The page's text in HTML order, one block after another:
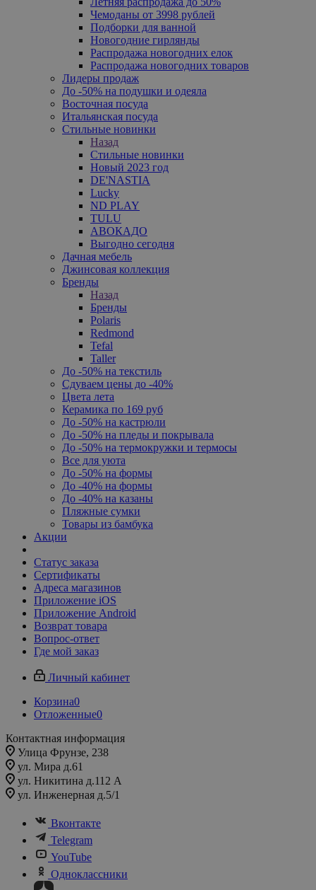
Чемоданы от 3998 рублей
Подборки для ванной
Новогодние гирлянды
Распродажа новогодних елок
Распродажа новогодних товаров
Лидеры продаж
До -50% на подушки и одеяла
Восточная посуда
Итальянская посуда
Стильные новинки
Назад
Стильные новинки
Новый 2023 год
DE'NASTIA
Lucky
ND PLAY
TULU
АВОКАДО
Выгодно сегодня
Дачная мебель
Джинсовая коллекция
Бренды
Назад
Бренды
Polaris
Redmond
Tefal
Taller
До -50% на текстиль
Сдуваем цены до -40%
Цвета лета
Керамика по 169 руб
До -50% на кастрюли
До -50% на пледы и покрывала
До -50% на термокружки и термосы
Все для уюта
До -50% на формы
До -40% на формы
До -40% на казаны
Пляжные сумки
Товары из бамбука
Акции
Статус заказа
Сертификаты
Адреса магазинов
Приложение iOS
Приложение Android
Возврат товара
Вопрос-ответ
Где мой заказ
Личный кабинет
Корзина0
Отложенные0
Контактная информация
Улица Фрунзе, 238​
ул. Мира д.61
ул. Никитина д.112 А
ул. Инженерная д.5/1
Вконтакте
Telegram
YouTube
Одноклассники